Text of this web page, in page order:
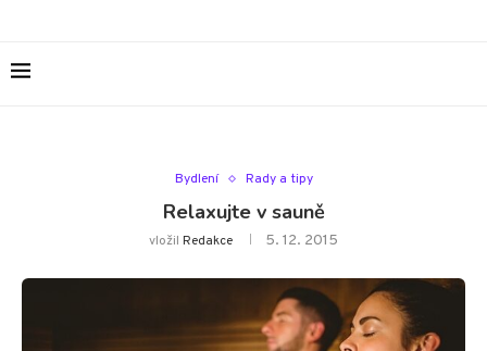
Bydlení Rady a tipy
Relaxujte v sauně
vložil Redakce 5. 12. 2015